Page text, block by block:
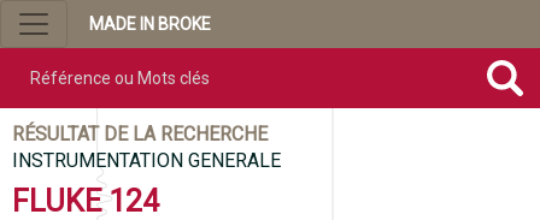
MADE IN BROKE
RÉSULTAT DE LA RECHERCHE
INSTRUMENTATION GENERALE
FLUKE 124